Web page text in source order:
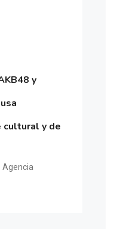
y
cultural y de
Agencia